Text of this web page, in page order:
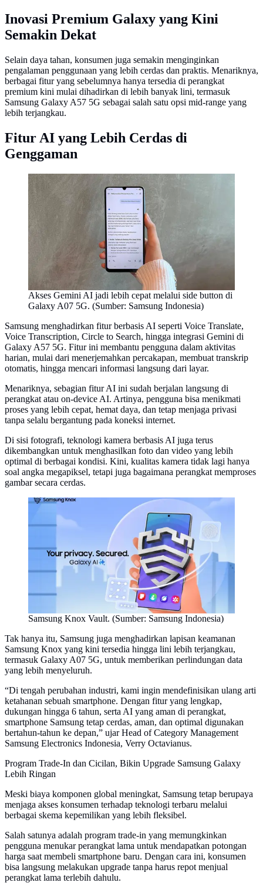
Inovasi Premium Galaxy yang Kini
Semakin Dekat
Selain daya tahan, konsumen juga semakin menginginkan
pengalaman penggunaan yang lebih cerdas dan praktis. Menariknya,
berbagai fitur yang sebelumnya hanya tersedia di perangkat
premium kini mulai dihadirkan di lebih banyak lini, termasuk
Samsung Galaxy A57 5G sebagai salah satu opsi mid-range yang
lebih terjangkau.
Fitur AI yang Lebih Cerdas di
Genggaman
Akses Gemini AI jadi lebih cepat melalui side button di
Galaxy A07 5G. (Sumber: Samsung Indonesia)
Samsung menghadirkan fitur berbasis AI seperti Voice Translate,
Voice Transcription, Circle to Search, hingga integrasi Gemini di
Galaxy A57 5G. Fitur ini membantu pengguna dalam aktivitas
harian, mulai dari menerjemahkan percakapan, membuat transkrip
otomatis, hingga mencari informasi langsung dari layar.
Menariknya, sebagian fitur AI ini sudah berjalan langsung di
perangkat atau on-device AI. Artinya, pengguna bisa menikmati
proses yang lebih cepat, hemat daya, dan tetap menjaga privasi
tanpa selalu bergantung pada koneksi internet.
Di sisi fotografi, teknologi kamera berbasis AI juga terus
dikembangkan untuk menghasilkan foto dan video yang lebih
optimal di berbagai kondisi. Kini, kualitas kamera tidak lagi hanya
soal angka megapiksel, tetapi juga bagaimana perangkat memproses
gambar secara cerdas.
Samsung Knox Vault. (Sumber: Samsung Indonesia)
Tak hanya itu, Samsung juga menghadirkan lapisan keamanan
Samsung Knox yang kini tersedia hingga lini lebih terjangkau,
termasuk Galaxy A07 5G, untuk memberikan perlindungan data
yang lebih menyeluruh.
“Di tengah perubahan industri, kami ingin mendefinisikan ulang arti
ketahanan sebuah smartphone. Dengan fitur yang lengkap,
dukungan hingga 6 tahun, serta AI yang aman di perangkat,
smartphone Samsung tetap cerdas, aman, dan optimal digunakan
bertahun-tahun ke depan,” ujar Head of Category Management
Samsung Electronics Indonesia, Verry Octavianus.
Program Trade-In dan Cicilan, Bikin Upgrade Samsung Galaxy
Lebih Ringan
Meski biaya komponen global meningkat, Samsung tetap berupaya
menjaga akses konsumen terhadap teknologi terbaru melalui
berbagai skema kepemilikan yang lebih fleksibel.
Salah satunya adalah program trade-in yang memungkinkan
pengguna menukar perangkat lama untuk mendapatkan potongan
harga saat membeli smartphone baru. Dengan cara ini, konsumen
bisa langsung melakukan upgrade tanpa harus repot menjual
perangkat lama terlebih dahulu.